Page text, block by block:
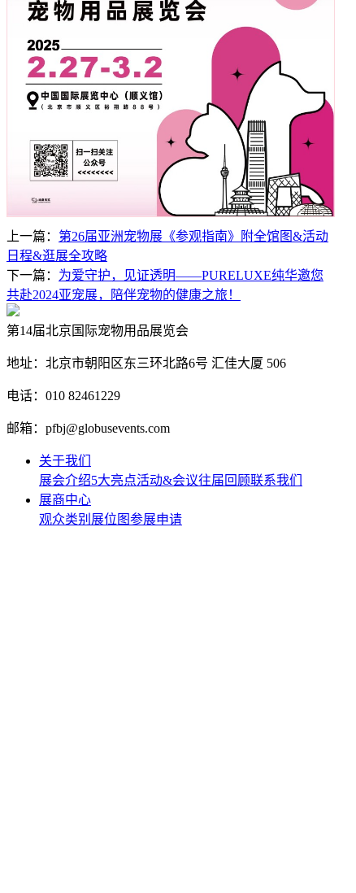
上一篇： 第26届亚洲宠物展《参观指南》附全馆图&活动
日程&逛展全攻略
下一篇： 为爱守护，见证透明——PURELUXE纯华邀您
共赴2024亚宠展，陪伴宠物的健康之旅！
第14届北京国际宠物用品展览会
地址：北京市朝阳区东三环北路6号‌ 汇佳大厦 506
电话：010 82461229
邮箱：pfbj@globusevents.com
关于我们
展会介绍5大亮点活动&会议往届回顾联系我们
展商中心
观众类别 展位图参展申请